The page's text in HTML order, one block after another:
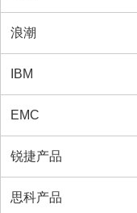
浪潮
IBM
EMC
锐捷产品
思科产品